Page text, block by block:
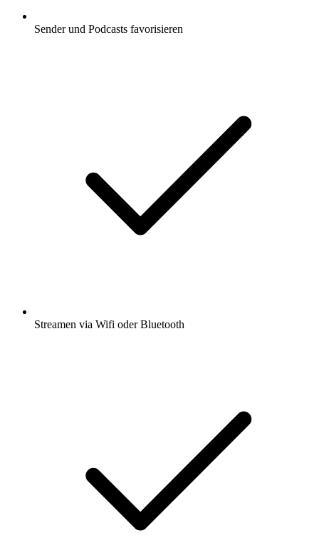
Sender und Podcasts favorisieren
Streamen via Wifi oder Bluetooth